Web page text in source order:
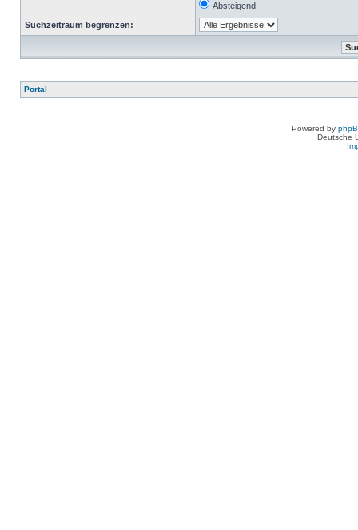
Absteigend
Suchzeitraum begrenzen:
Portal
Powered by
Deutsche